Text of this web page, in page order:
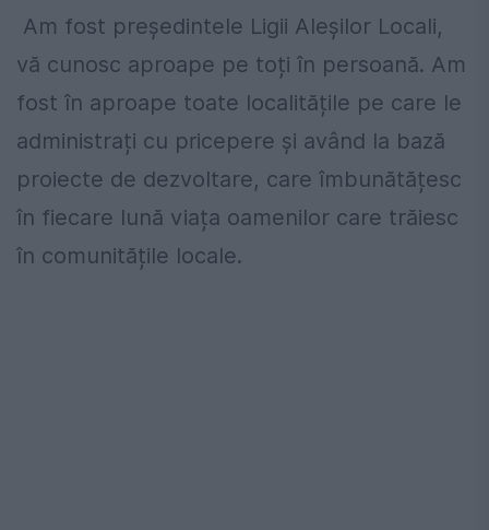
Am fost președintele Ligii Aleșilor Locali,
vă cunosc aproape pe toți în persoană. Am
fost în aproape toate localitățile pe care le
administrați cu pricepere și având la bază
proiecte de dezvoltare, care îmbunătățesc
în fiecare lună viața oamenilor care trăiesc
în comunitățile locale.